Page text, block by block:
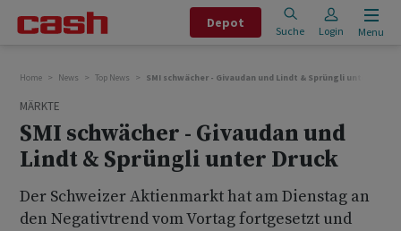
Depot
Suche Login Menu
Home News Top News SMI schwächer - Givaudan und Lindt & Sprüngli unter Druck
MÄRKTE
SMI schwächer - Givaudan und
Lindt & Sprüngli unter Druck
Der Schweizer Aktienmarkt hat am Dienstag an
den Negativtrend vom Vortag fortgesetzt und